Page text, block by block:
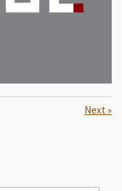
Next »